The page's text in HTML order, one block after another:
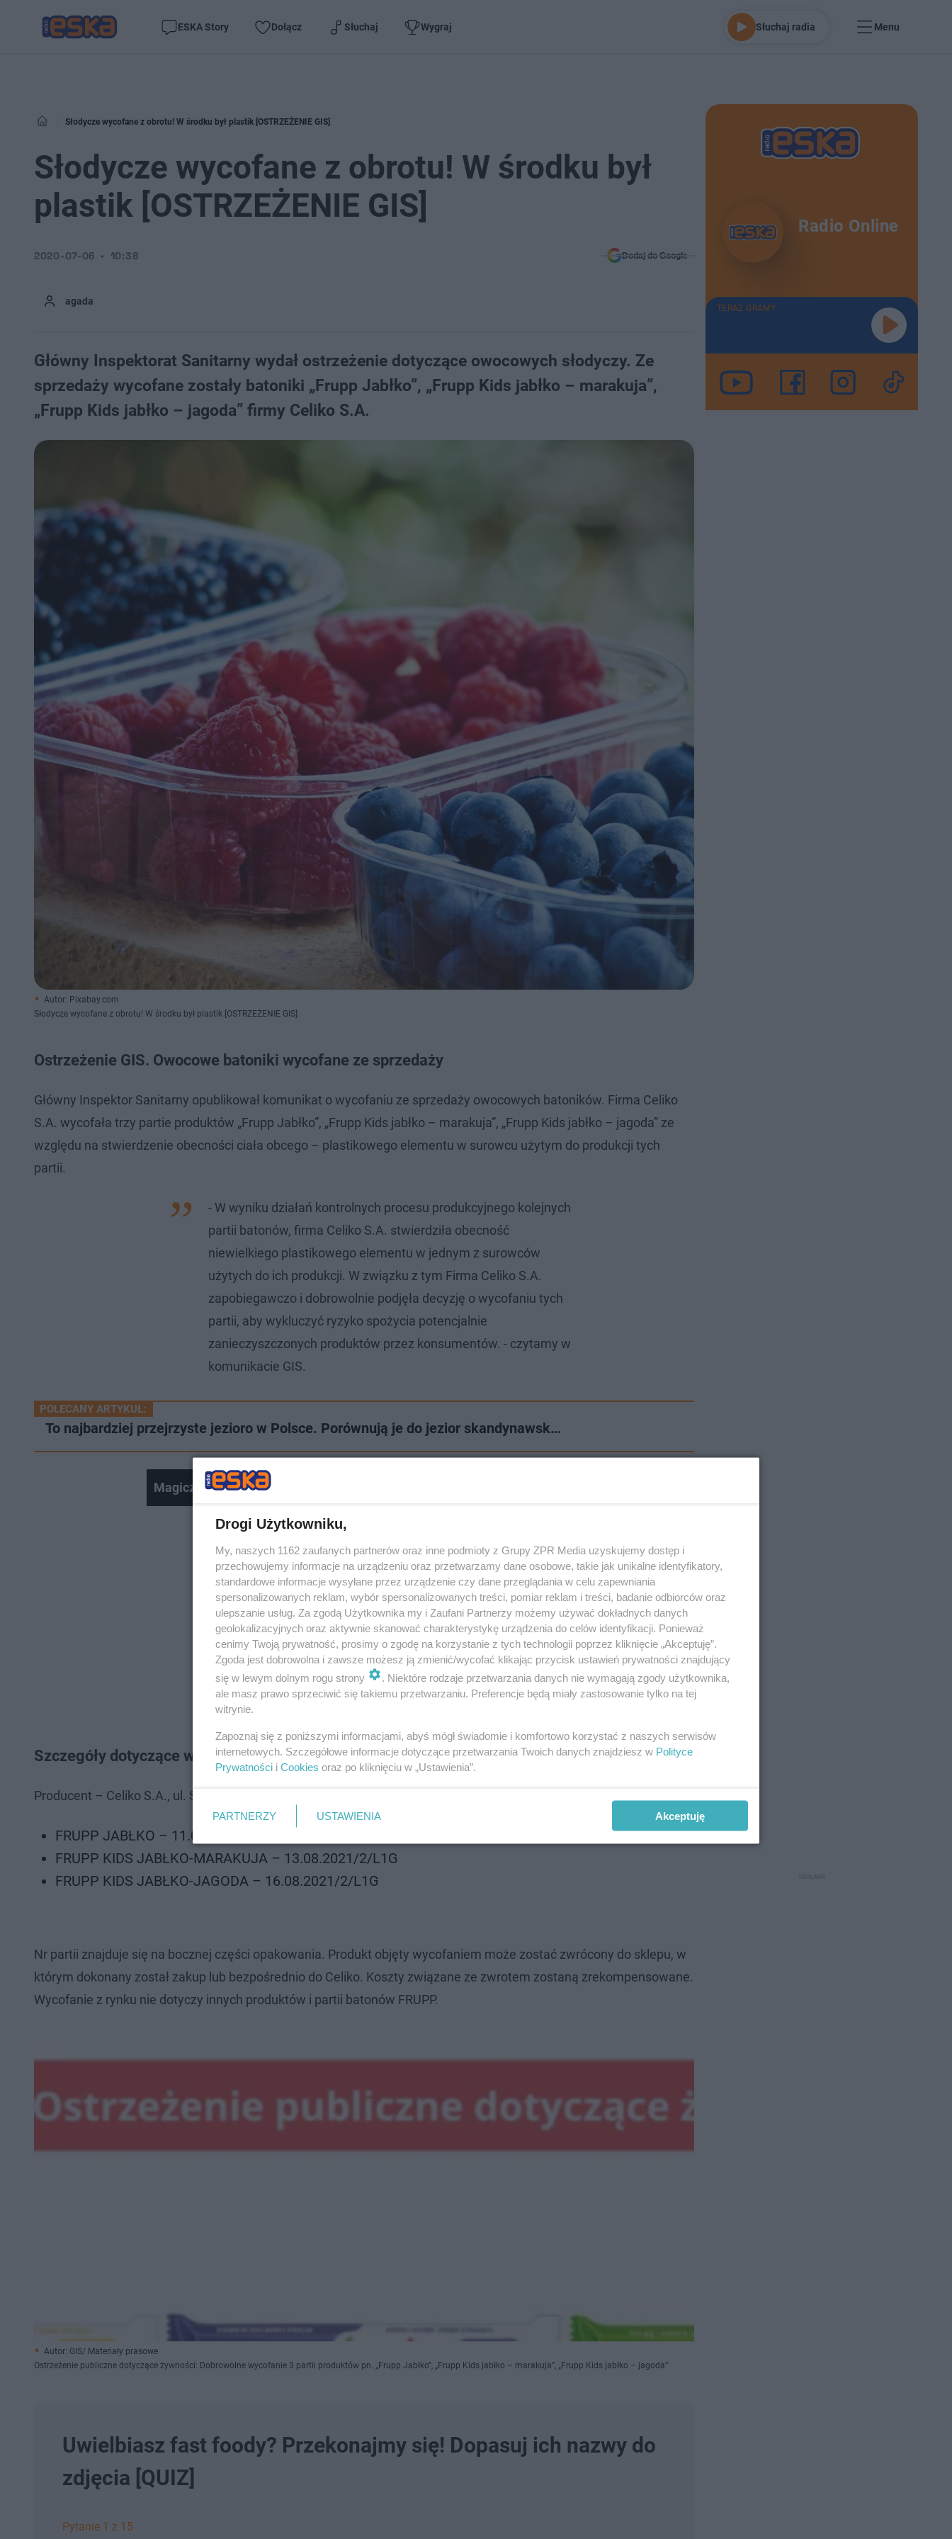
ESKA Story Dołącz Słuchaj Wygraj Słuchaj radia Menu
Słodycze wycofane z obrotu! W środku był plastik [OSTRZEŻENIE GIS]
Słodycze wycofane z obrotu! W środku był
plastik [OSTRZEŻENIE GIS]
agada
2020-07-06 10:38 Dodaj do Google
Główny Inspektorat Sanitarny wydał ostrzeżenie dotyczące owocowych słodyczy. Ze
sprzedaży wycofane zostały batoniki „Frupp Jabłko”, „Frupp Kids jabłko – marakuja”,
„Frupp Kids jabłko – jagoda” firmy Celiko S.A.
Autor: Pixabay.com
Słodycze wycofane z obrotu! W środku był plastik [OSTRZEŻENIE GIS]
Ostrzeżenie GIS. Owocowe batoniki wycofane ze sprzedaży
Główny Inspektor Sanitarny opublikował komunikat o wycofaniu ze sprzedaży owocowych batoników. Firma Celiko
S.A. wycofała trzy partie produktów „Frupp Jabłko”, „Frupp Kids jabłko – marakuja”, „Frupp Kids jabłko – jagoda” ze
względu na stwierdzenie obecności ciała obcego – plastikowego elementu w surowcu użytym do produkcji tych
partii.
- W wyniku działań kontrolnych procesu produkcyjnego kolejnych
partii batonów, firma Celiko S.A. stwierdziła obecność
niewielkiego plastikowego elementu w jednym z surowców
użytych do ich produkcji. W związku z tym Firma Celiko S.A.
zapobiegawczo i dobrowolnie podjęła decyzję o wycofaniu tych
partii, aby wykluczyć ryzyko spożycia potencjalnie
zanieczyszczonych produktów przez konsumentów. - czytamy w
komunikacie GIS.
POLECANY ARTYKUŁ:
To najbardziej przejrzyste jezioro w Polsce. Porównują je do jezior skandynawsk…
Magiczny widok na niebie w lesie Nadleśnictwa Elbląg
Szczegóły dotyczące wycofanych produktów
Producent – Celiko S.A., ul. Św. Antoniego 71, 61-359 Poznań
FRUPP JABŁKO – 11.08.2021/2/L1G
FRUPP KIDS JABŁKO-MARAKUJA – 13.08.2021/2/L1G
FRUPP KIDS JABŁKO-JAGODA – 16.08.2021/2/L1G
Nr partii znajduje się na bocznej części opakowania. Produkt objęty wycofaniem może zostać zwrócony do sklepu, w
którym dokonany został zakup lub bezpośrednio do Celiko. Koszty związane ze zwrotem zostaną zrekompensowane.
Wycofanie z rynku nie dotyczy innych produktów i partii batonów FRUPP.
Autor: GIS/ Materiały prasowe
Ostrzeżenie publiczne dotyczące żywności: Dobrowolne wycofanie 3 partii produktów pn. „Frupp Jabłko”, „Frupp Kids jabłko – marakuja”, „Frupp Kids jabłko – jagoda”
Uwielbiasz fast foody? Przekonajmy się! Dopasuj ich nazwy do
zdjęcia [QUIZ]
Pytanie 1 z 15
Radio Online
TERAZ GRAMY
Drogi Użytkowniku,
My, naszych 1162 zaufanych partnerów oraz inne podmioty z Grupy ZPR Media uzyskujemy dostęp i
przechowujemy informacje na urządzeniu oraz przetwarzamy dane osobowe, takie jak unikalne identyfikatory,
standardowe informacje wysyłane przez urządzenie czy dane przeglądania w celu zapewniania
spersonalizowanych reklam, wybór spersonalizowanych treści, pomiar reklam i treści, badanie odbiorców oraz
ulepszanie usług. Za zgodą Użytkownika my i Zaufani Partnerzy możemy używać dokładnych danych
geolokalizacyjnych oraz aktywnie skanować charakterystykę urządzenia do celów identyfikacji. Ponieważ
cenimy Twoją prywatność, prosimy o zgodę na korzystanie z tych technologii poprzez kliknięcie „Akceptuję”.
Zgoda jest dobrowolna i zawsze możesz ją zmienić/wycofać klikając przycisk ustawień prywatności znajdujący
się w lewym dolnym rogu strony
. Niektóre rodzaje przetwarzania danych nie wymagają zgody użytkownika,
ale masz prawo sprzeciwić się takiemu przetwarzaniu. Preferencje będą miały zastosowanie tylko na tej
witrynie.
Zapoznaj się z poniższymi informacjami, abyś mógł świadomie i komfortowo korzystać z naszych serwisów
internetowych. Szczegółowe informacje dotyczące przetwarzania Twoich danych znajdziesz w Polityce
Prywatności i Cookies oraz po kliknięciu w „Ustawienia”.
PARTNERZY USTAWIENIA Akceptuję